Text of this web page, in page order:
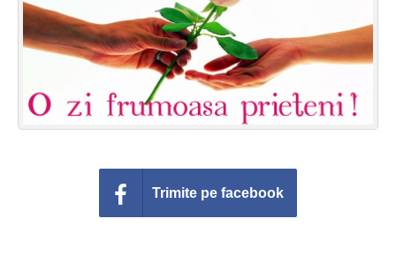
Felicitari zile saptamana
Felicitari muzicale
Felicitari muzicale personalizate
Felicitari animate
Invitatii personalizate
Conecteaza-te
Trimite pe facebook